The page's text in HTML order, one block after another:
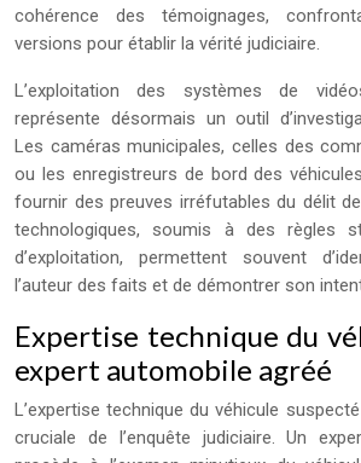
cohérence des témoignages,
versions pour établir la vérité judiciaire.
L’exploitation des systèmes de
représente désormais un outil
Les caméras municipales, celles des
ou les enregistreurs de bord des
fournir des preuves irréfutables du délit
technologiques, soumis à des règles
d’exploitation, permettent souvent
l’auteur des faits et de démontrer son
Expertise technique du
expert automobile agréé
L’expertise technique du véhicule
cruciale de l’enquête judiciaire. Un